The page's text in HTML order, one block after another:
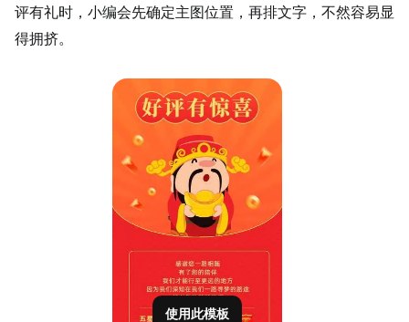
评有礼时，小编会先确定主图位置，再排文字，不然容易显
得拥挤。
使用此模板